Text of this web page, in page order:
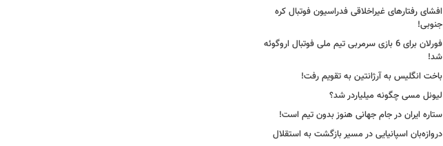
افشای رفتارهای غیراخلاقی فدراسیون فوتبال کره
جنوبی!
فورلان برای 6 بازی سرمربی تیم ملی فوتبال اروگوئه
شد!
باخت انگلیس به آرژانتین به تقویم رفت!
لیونل مسی چگونه میلیاردر شد؟
ستاره ایران در جام جهانی هنوز بدون تیم است!
دروازه‌بان اسپانیایی در مسیر بازگشت به استقلال